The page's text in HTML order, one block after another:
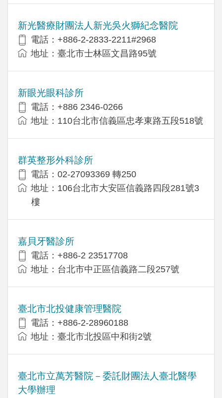
新光醫療財團法人新光吳火獅紀念醫院
電話：+886-2-2833-2211#2968
地址：臺北市士林區文昌路95號
新眼光眼科診所
電話：+886 2346-0266
地址：110台北市信義區忠孝東路五段518號
群英整形外科診所
電話：02-27093369 轉250
地址：106台北市大安區信義路四段281號3
樓
嘉貝牙醫診所
電話：+886-2 23517708
地址：台北市中正區信義路二段257號
臺北市北投健康管理醫院
電話：+886-2-28960188
地址：臺北市北投區中和街2號
臺北市立萬芳醫院－委託財團法人臺北醫學
大學辦理